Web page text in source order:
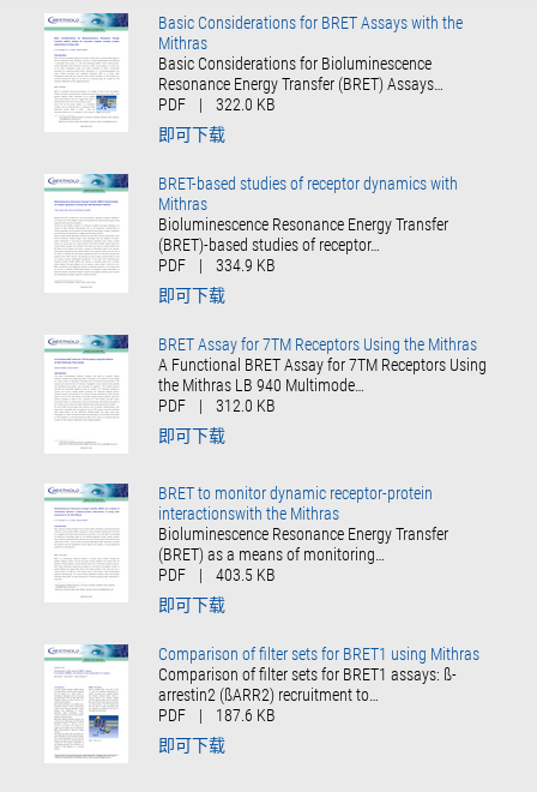
Basic Considerations for BRET Assays with the
Mithras
Basic Considerations for Bioluminescence
Resonance Energy Transfer (BRET) Assays…
PDF
|
322.0 KB
即可下载
BRET-based studies of receptor dynamics with
Mithras
Bioluminescence Resonance Energy Transfer
(BRET)-based studies of receptor…
PDF
|
334.9 KB
即可下载
BRET Assay for 7TM Receptors Using the Mithras
A Functional BRET Assay for 7TM Receptors Using
the Mithras LB 940 Multimode…
PDF
|
312.0 KB
即可下载
BRET to monitor dynamic receptor-protein
interactionswith the Mithras
Bioluminescence Resonance Energy Transfer
(BRET) as a means of monitoring…
PDF
|
403.5 KB
即可下载
Comparison of filter sets for BRET1 using Mithras
Comparison of filter sets for BRET1 assays: ß-
arrestin2 (ßARR2) recruitment to…
PDF
|
187.6 KB
即可下载